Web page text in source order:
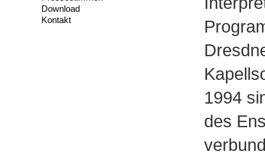
Download
Kontakt
1994
des